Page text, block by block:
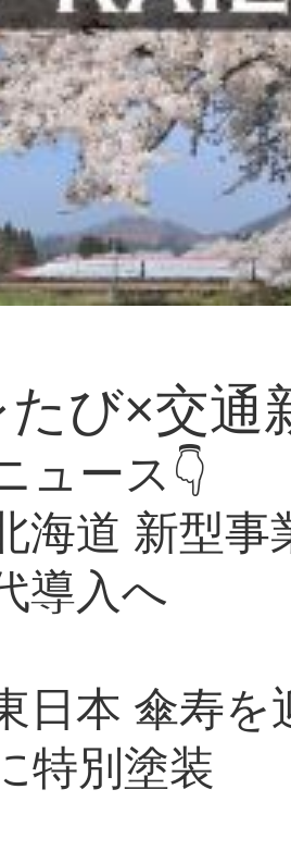
び×交通
ュース👇
海道 新型
導入へ
日本 傘寿
特別塗装